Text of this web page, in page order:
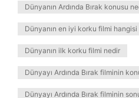
Dünyanın Ardında Bırak konusu
Dünyanın en iyi korku filmi hangisi
Dünyanın ilk korku filmi nedir
Dünyayı Ardında Bırak filminin
Dünyayı Ardında Bırak filminin